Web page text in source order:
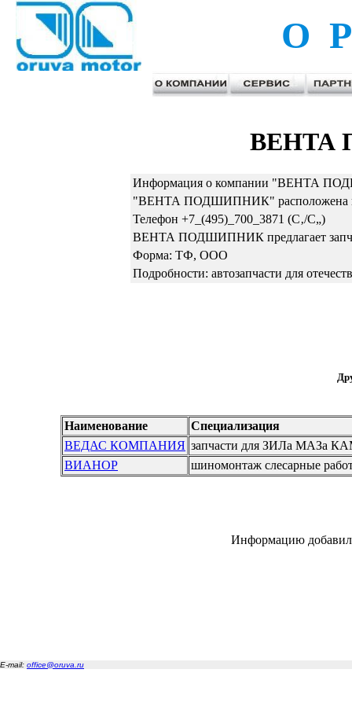
О
ВЕНТА
Информация о компании "ВЕНТА
"ВЕНТА ПОДШИПНИК" расположена в
Телефон +7_(495)_700_3871 (С‚/С„)
ВЕНТА ПОДШИПНИК предлагает
Форма: ТФ, ООО
Подробности: автозапчасти для
Наименование
Специализация
ВЕДАС КОМПАНИЯ запчасти для ЗИЛа МАЗа
ВИАНОР
шиномонтаж слесарные
Информацию
E-mail: office@oruva.ru